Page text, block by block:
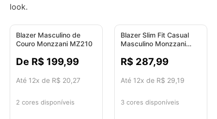
look.
Blazer Masculino de
Couro Monzzani MZ210
De R$ 199,99
Até 12x de R$ 20,27
2 cores disponíveis
Blazer Slim Fit Casual
Masculino Monzzani
R$ 287,99
Até 12x de R$ 29,19
3 cores disponíveis